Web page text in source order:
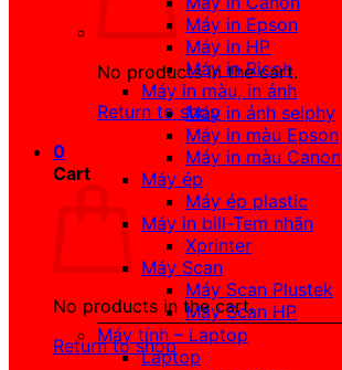
No products in the cart.
Return to shop
0
Cart
No products in the cart.
Return to shop
Máy in Epson
Máy in HP
Máy in Ricoh
Máy in màu, in ảnh
Máy in ảnh selphy
Máy in màu Epson
Máy in màu Canon
Máy ép
Máy ép plastic
Máy in bill-Tem nhãn
Xprinter
Máy Scan
Máy Scan Plustek
Máy Scan HP
Máy tính – Laptop
Laptop